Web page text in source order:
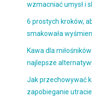
wzmacniać umysł i
6 prostych kroków,
smakowała
Kawa dla
najlepsze
Jak przechowywać
zapobieganie